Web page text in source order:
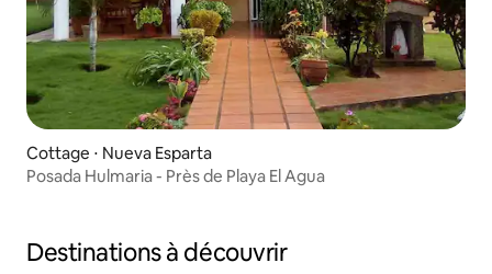
Cottage ⋅ Nueva Esparta
Posada Hulmaria - Près de Playa El Agua
Destinations à découvrir